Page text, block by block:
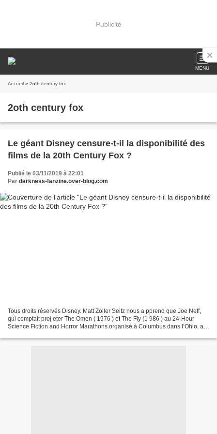
Publicité
MENU
Accueil » 2oth century fox
2oth century fox
Le géant Disney censure-t-il la disponibilité des
films de la 20th Century Fox ?
Publié le 03/11/2019 à 22:01
Par darkness-fanzine.over-blog.com
Tous droits réservés Disney. Matt Zoller Seitz nous a pprend que Joe Neff,
qui comptait proj eter The Omen ( 1976 ) et The Fly (1 986 ) au 24-Hour
Science Fiction and Horror Marathons organisé à Columbus dans l’Ohio, a